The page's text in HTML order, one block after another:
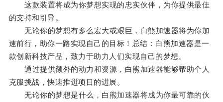
这款装置将成为你梦想实现的忠实伙伴，为你提供最佳
的支持和引导。
无论你的梦想有多么宏大或艰巨，白熊加速器将为你加
速前行，助你一路实现自己的目标！总结：白熊加速器是一
款创新科技产品，致力于助力人们实现自己的梦想。
通过提供额外的动力和资源，白熊加速器能够帮助个人
克服挑战，快速推进项目的进展。
无论你的梦想是什么，白熊加速器将成为你最可靠的伙